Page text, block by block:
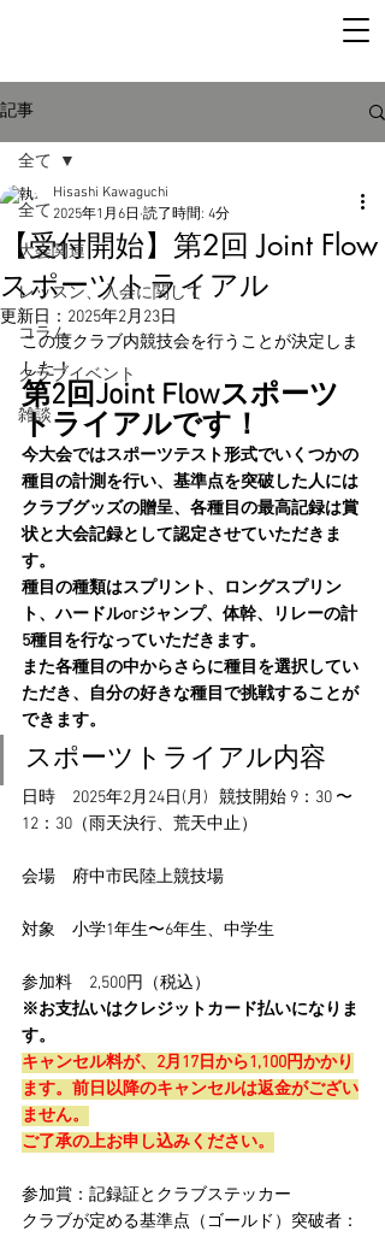
記事
全て
大会関連
レッスン、入会に関して
コラム
クラブイベント
雑談
全て
【受付開始】第2回 Joint Flow
スポーツトライアル
Hisashi Kawaguchi
2025年1月6日 読了時間: 4分
更新日： 2025年2月23日
この度クラブ内競技会を行うことが決定しま
した！
第2回Joint Flowスポーツ
トライアルです！
今大会ではスポーツテスト形式でいくつかの
種目の計測を行い、基準点を突破した人には
クラブグッズの贈呈、各種目の最高記録は賞
状と大会記録として認定させていただきま
す。
種目の種類はスプリント、ロングスプリン
ト、ハードルorジャンプ、体幹、リレーの計
5種目を行なっていただきます。
また各種目の中からさらに種目を選択してい
ただき、自分の好きな種目で挑戦することが
できます。
スポーツトライアル内容
日時　2025年2月24日(月)   競技開始 9：30 〜
12：30（雨天決行、荒天中止）
会場　府中市民陸上競技場
対象　小学1年生〜6年生、中学生
参加料　2,500円（税込）
※お支払いはクレジットカード払いになりま
す。
キャンセル料が、2月17日から1,100円かかり
ます。前日以降のキャンセルは返金がござい
ません。
ご了承の上お申し込みください。
参加賞：記録証とクラブステッカー
クラブが定める基準点（ゴールド）突破者：